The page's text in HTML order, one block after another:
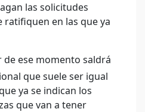
las solicitudes
en las que ya
de ese momento saldrá
que suele ser igual
ya se indican los
que van a tener